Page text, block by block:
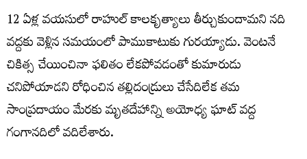
12 ఏళ్ల వయసులో రాహుల్ కాలకృత్యాలు తీర్చుకుందామని నది
వద్దకు వెళ్లిన సమయంలో పాముకాటుకు గురయ్యాడు. వెంటనే
చికిత్స చేయించినా ఫలితం లేకపోవడంతో కుమారుడు
చనిపోయాడని రోధించిన తల్లిదండ్రులు చేసేదిలేక తమ
సాంప్రదాయం మేరకు మృతదేహాన్ని అయోధ్య ఘాట్‌ వద్ద
గంగానదిలో వదిలేశారు.